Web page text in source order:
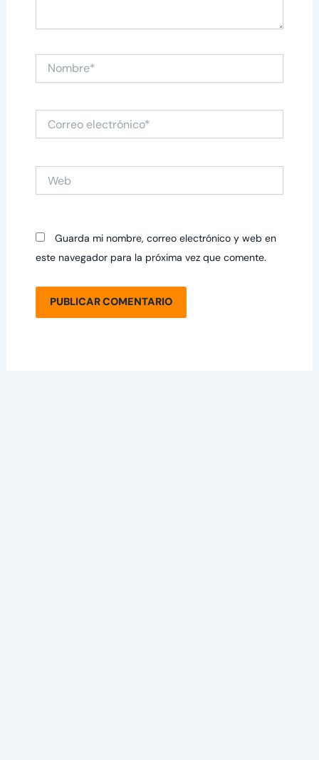
Nombre*
electrónico*
Guarda mi nombre, correo electrónico y web en
este navegador para la próxima vez que comente.